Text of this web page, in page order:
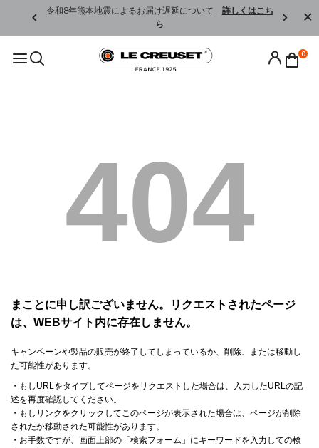
令和8年熊本地震によるお届け遅延について 詳しくはこち
ら
0
404
まことに申し訳ございません。リクエストされたページ
は、WEBサイト内に存在しません。
キャンペーンや製品の販売が終了してしまっているか、削除、または移動し
た可能性があります。
・もしURLをタイプしてページをリクエストした場合は、入力したURLの記
述を再度確認してください。
・もしリンクをクリックしてこのページが表示された場合は、ページが削除
されたか移動された可能性があります。
・お手数ですが、画面上部の「検索フォーム」にキーワードを入力しての検